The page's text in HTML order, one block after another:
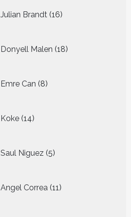
Julian Brandt 16
producten
Donyell Malen 18
producten
Emre Can 8
producten
Koke 14
producten
Saul Niguez 5
producten
Angel Correa 11
producten